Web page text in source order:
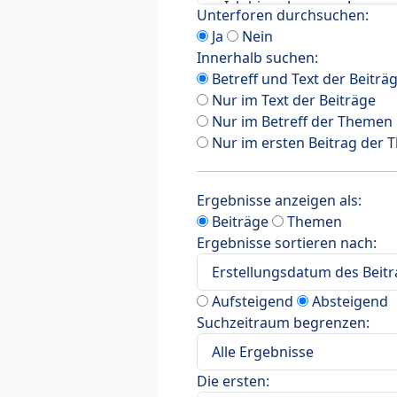
Unterforen durchsuchen:
Ja
Nein
Innerhalb suchen:
Betreff und Text der
Nur im Text der Beiträge
Nur im Betreff der Themen
Nur im ersten Beitrag der
Ergebnisse anzeigen als:
Beiträge
Themen
Ergebnisse sortieren nach:
Aufsteigend
Absteigend
Suchzeitraum begrenzen:
Die ersten: